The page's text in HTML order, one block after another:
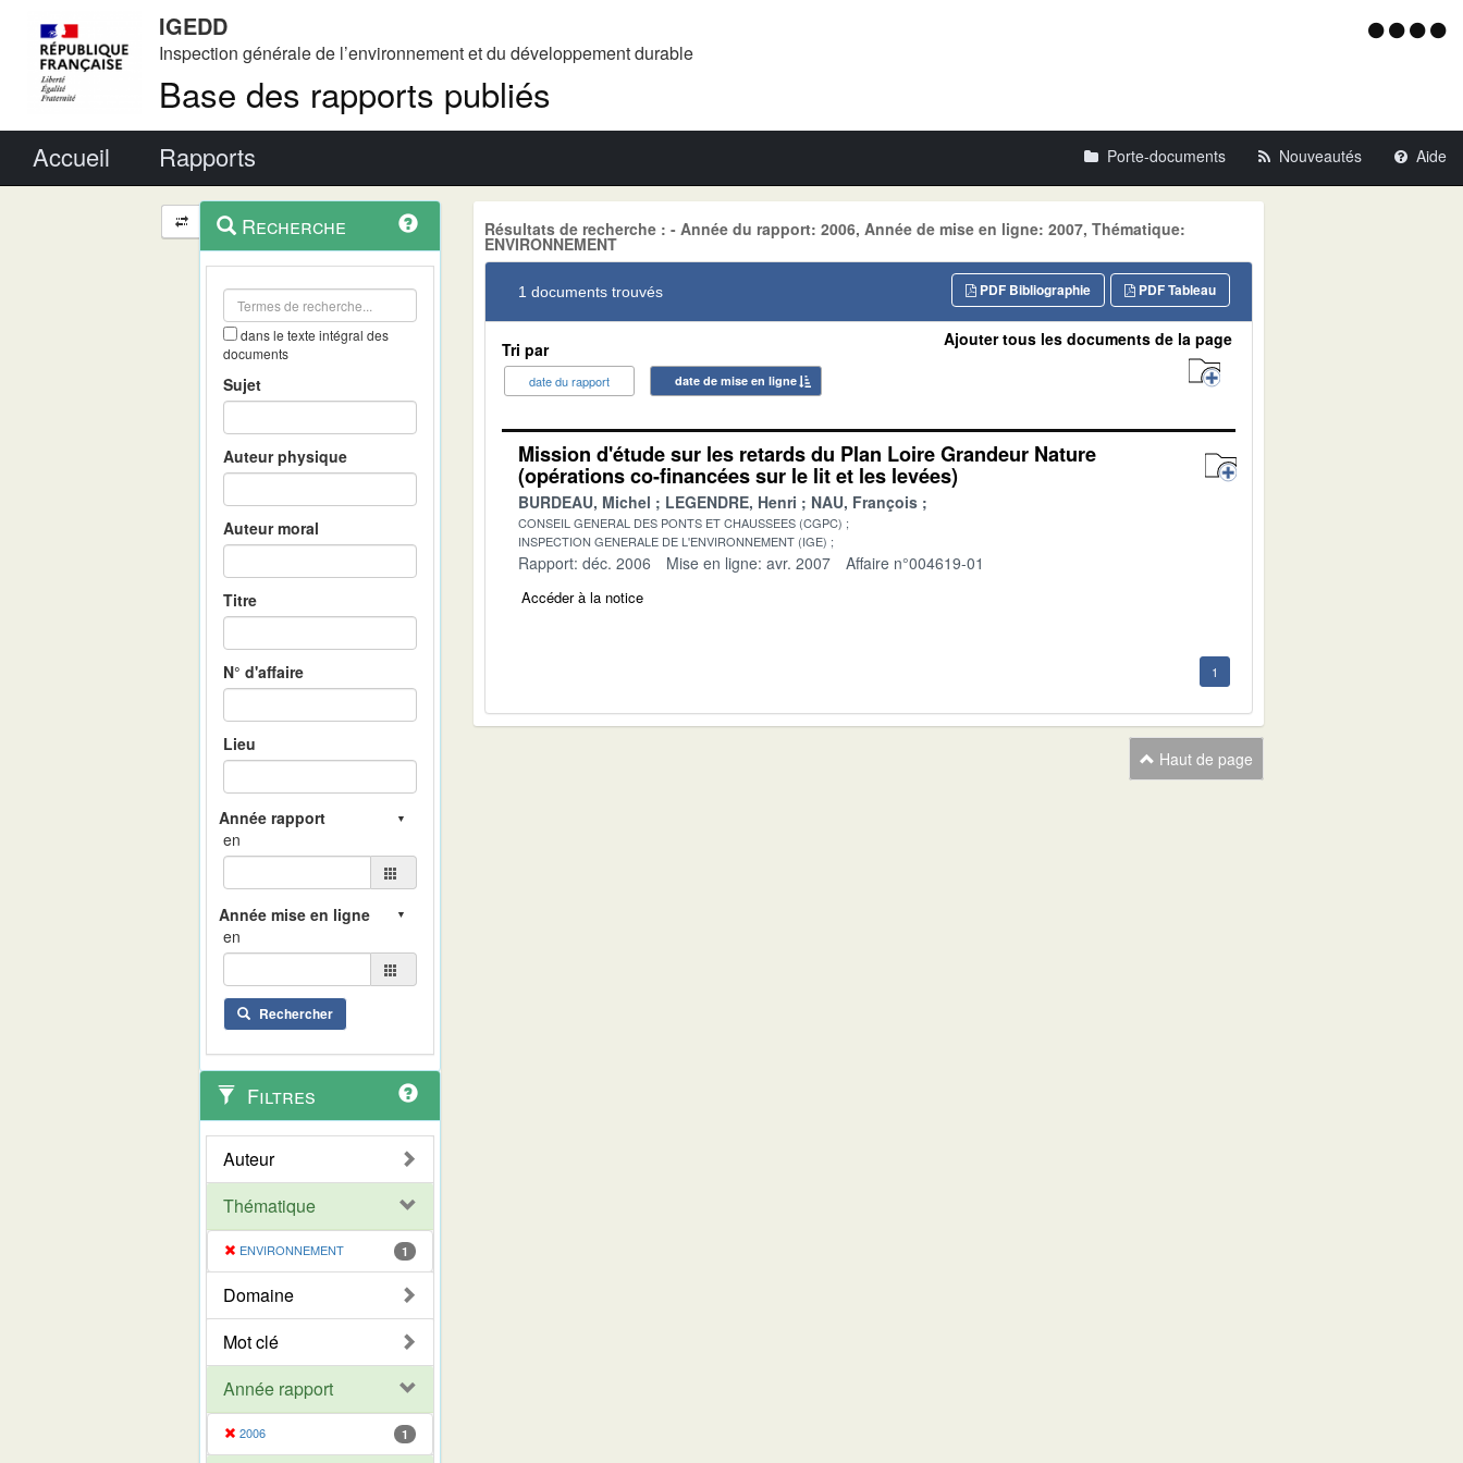
IGEDD
Inspection générale de l’environnement et du développement durable
Base des rapports publiés
Menu
Accueil Rapports Porte-documents Nouveautés Aide
Navigation
et
outils
contextuel
Recherche
dans le texte intégral des
documents
Sujet
Auteur physique
Auteur moral
Titre
N° d'affaire
Lieu
en
en
Rechercher
Filtres
Auteur
Thématique
ENVIRONNEMENT 1
Domaine
Mot clé
Année rapport
2006 1
Résultats de recherche : - Année du rapport: 2006, Année de mise en ligne: 2007, Thématique:
ENVIRONNEMENT
1 documents trouvés PDF Tableau
PDF Bibliographie
Tri par
date du rapport date de mise en ligne
Ajouter tous les documents de la page
Mission d'étude sur les retards du Plan Loire Grandeur Nature
(opérations co-financées sur le lit et les levées)
BURDEAU, Michel LEGENDRE, Henri NAU, François
CONSEIL GENERAL DES PONTS ET CHAUSSEES (CGPC)
INSPECTION GENERALE DE L'ENVIRONNEMENT (IGE)
Rapport: déc. 2006 Mise en ligne: avr. 2007 Affaire n°004619-01
Accéder à la notice
1
Haut de page